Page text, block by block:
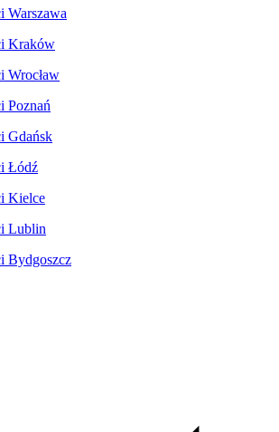
Warszawa
Kraków
Wrocław
Poznań
Gdańsk
Łódź
Kielce
Lublin
Bydgoszcz